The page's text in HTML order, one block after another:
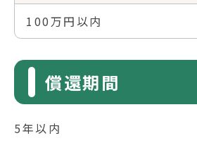
100万円以内
償還期間
5年以内